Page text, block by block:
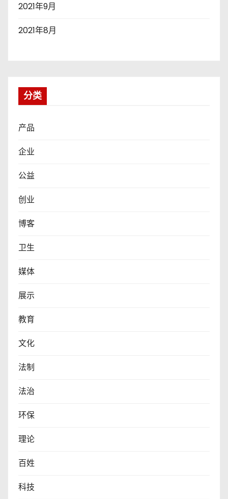
2021年9月
2021年8月
分类
产品
企业
公益
创业
博客
卫生
媒体
展示
教育
文化
法制
法治
环保
理论
百姓
科技